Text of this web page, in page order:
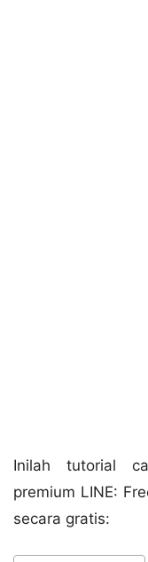
Inilah tutorial
premium LINE:
secara gratis: